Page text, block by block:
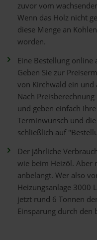
zuvor vom
Wenn das Holz nicht
diese Menge an
worden.
Eine Bestellung online
Geben Sie zur
von Kirchwald ein und
Nach
und geben einfach
Terminwunsch und
schließlich auf
Der jährliche
wie beim Heizöl. Aber
anbelangt. Wer also
Heizungsanlage 3000
jetzt rund 6 Tonnen
Einsparung durch den